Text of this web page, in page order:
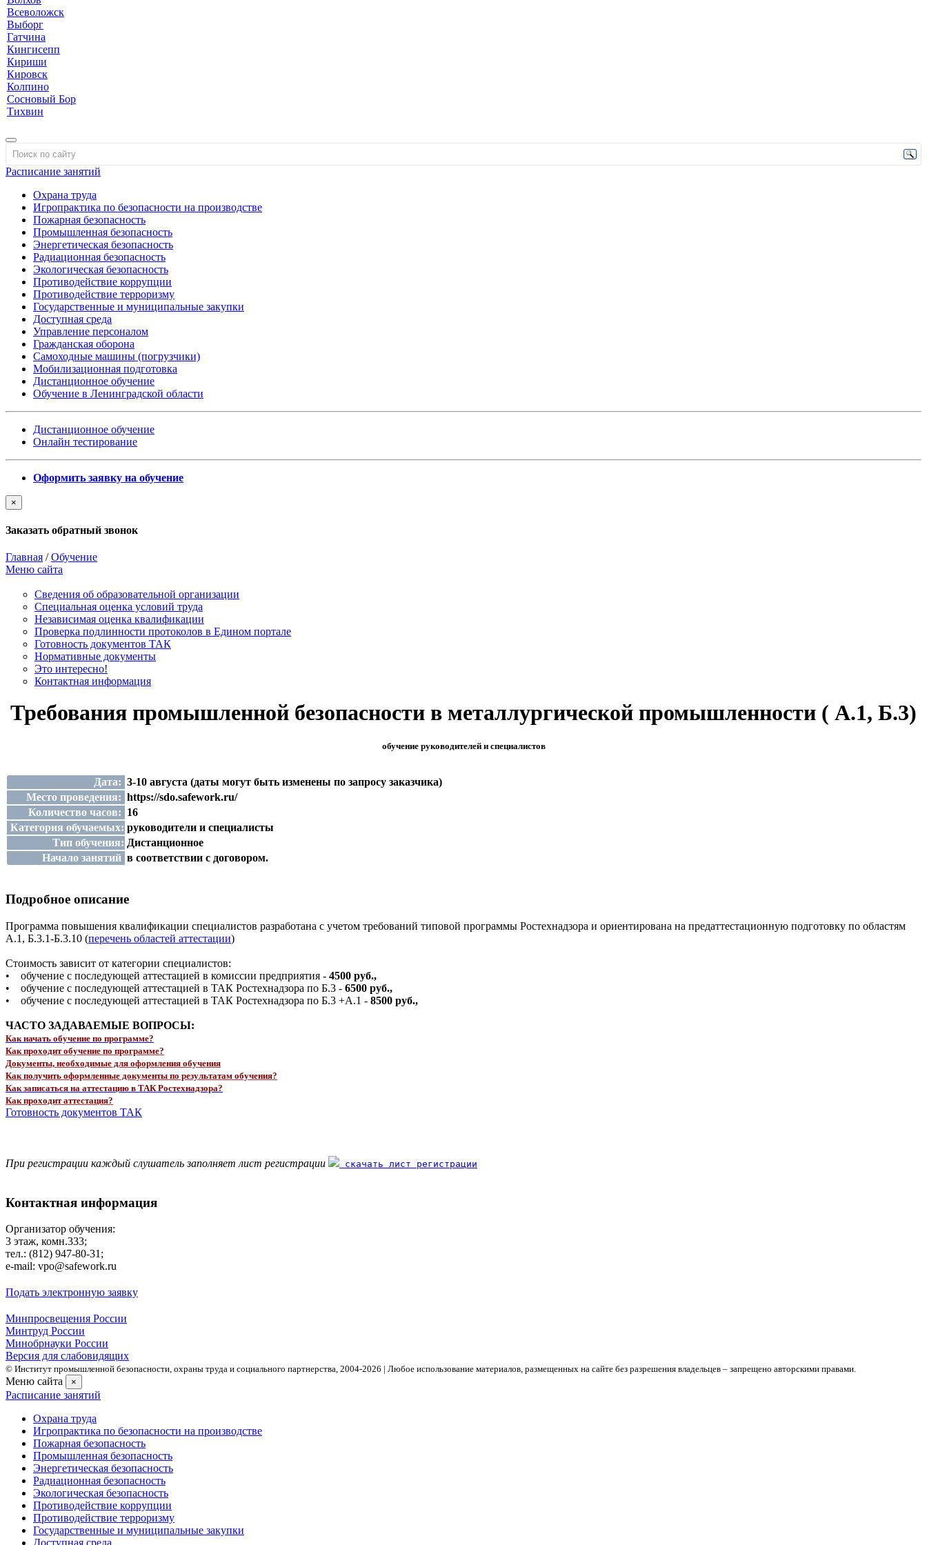
Всеволожск
Выборг
Гатчина
Кингисепп
Кириши
Кировск
Колпино
Сосновый Бор
Тихвин
Расписание занятий
Охрана труда
Игропрактика по безопасности на производстве
Пожарная безопасность
Промышленная безопасность
Энергетическая безопасность
Радиационная безопасность
Экологическая безопасность
Противодействие коррупции
Противодействие терроризму
Государственные и муниципальные закупки
Доступная среда
Управление персоналом
Гражданская оборона
Самоходные машины (погрузчики)
Мобилизационная подготовка
Дистанционное обучение
Обучение в Ленинградской области
Дистанционное обучение
Онлайн тестирование
Оформить заявку на обучение
×
Заказать обратный звонок
Главная /Обучение
Меню сайта
Сведения об образовательной организации
Cпециальная оценка условий труда
Независимая оценка квалификации
Проверка подлинности протоколов в Едином портале
Готовность документов ТАК
Нормативные документы
Это интересно!
Контактная информация
Требования промышленной безопасности в металлургической промышленности ( А.1, Б.3)
обучение руководителей и специалистов
Дата: 3-10 августа (даты могут быть изменены по запросу заказчика)
Место проведения: https://sdo.safework.ru/
Количество часов: 16
Категория обучаемых: руководители и специалисты
Тип обучения: Дистанционное
Начало занятий в соответствии с договором.
Подробное описание
Программа повышения квалификации специалистов разработана с учетом требований типовой программы Ростехнадзора и ориентирована на предаттестационную подготовку по областям
А.1, Б.3.1-Б.3.10 (перечень областей аттестации)
Стоимость зависит от категории специалистов:
• обучение с последующей аттестацией в комиссии предприятия - 4500 руб.,
• обучение с последующей аттестацией в ТАК Ростехнадзора по Б.3 - 6500 руб.,
• обучение с последующей аттестацией в ТАК Ростехнадзора по Б.3 +А.1 - 8500 руб.,
ЧАСТО ЗАДАВАЕМЫЕ ВОПРОСЫ:
Как начать обучение по программе?
Как проходит обучение по программе?
Документы, необходимые для оформления обучения
Как получить оформленные документы по результатам обучения?
Как записаться на аттестацию в ТАК Ростехнадзора?
Как проходит аттестация?
Готовность документов ТАК
При регистрации каждый слушатель заполняет лист регистрации скачать лист регистрации
Контактная информация
Организатор обучения:
3 этаж, комн.333;
тел.: (812) 947-80-31;
e-mail: vpo@safework.ru
Подать электронную заявку
Минпросвещения России
Минтруд России
Минобрнауки России
Версия для слабовидящих
© Институт промышленной безопасности, охраны труда и социального партнерства, 2004- 2026 | Любое использование материалов, размещенных на сайте без разрешения владельцев – запрещено авторскими правами.
Меню сайта ×
Расписание занятий
Охрана труда
Игропрактика по безопасности на производстве
Пожарная безопасность
Промышленная безопасность
Энергетическая безопасность
Радиационная безопасность
Экологическая безопасность
Противодействие коррупции
Противодействие терроризму
Государственные и муниципальные закупки